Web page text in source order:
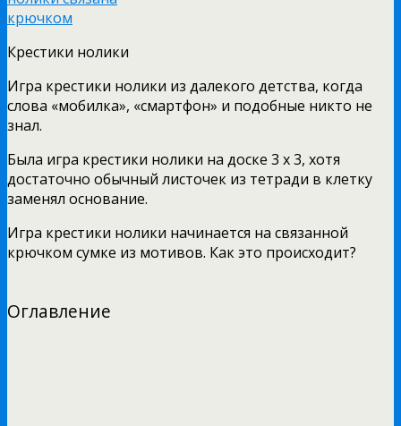
Крестики нолики
Игра крестики нолики из далекого детства, когда
слова «мобилка», «смартфон» и подобные никто не
знал.
Была игра крестики нолики на доске 3 х 3, хотя
достаточно обычный листочек из тетради в клетку
заменял основание.
Игра крестики нолики начинается на связанной
крючком сумке из мотивов. Как это происходит?
Оглавление